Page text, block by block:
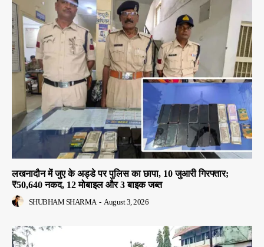
लखनादौन में जुए के अड्डे पर पुलिस का छापा, 10 जुआरी गिरफ्तार;
₹50,640 नकद, 12 मोबाइल और 3 बाइक जब्त
SHUBHAM SHARMA - August 3, 2026